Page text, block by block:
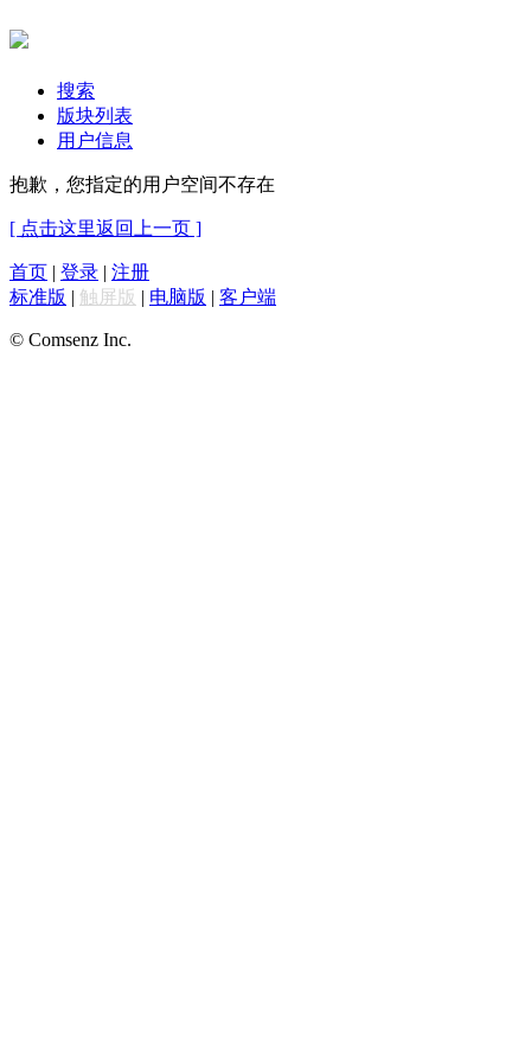
搜索
版块列表
用户信息
抱歉，您指定的用户空间不存在
[ 点击这里返回上一页 ]
首页 | 登录 | 注册
标准版 | 触屏版 | 电脑版 | 客户端
© Comsenz Inc.